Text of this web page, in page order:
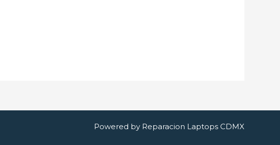
Powered by Reparacion Laptops CDMX